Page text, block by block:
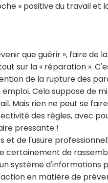
« positive du travail et
que guérir », faire de
sur la « réparation ».
de la rupture des
Cela suppose de
Mais rien ne peut se
des règles, avec
pressante !
de l'usure
certainement de
système d'informations
en matière de